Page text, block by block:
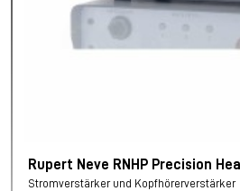
Rupert Neve RNHP Precision
Stromverstärker und Kopfhörerverstärker